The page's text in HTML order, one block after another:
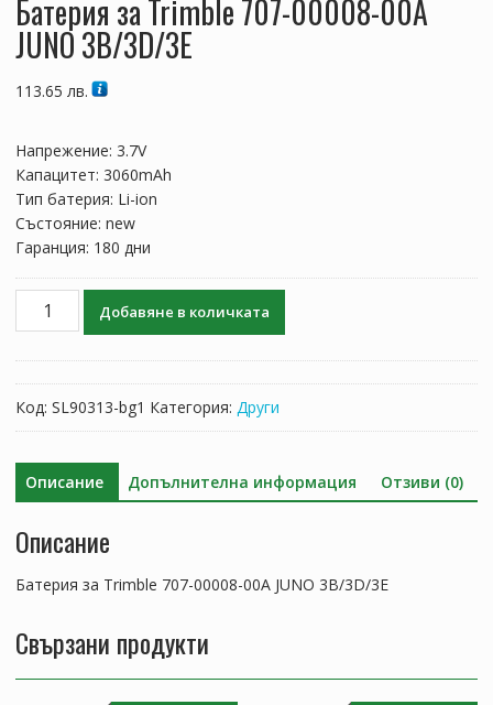
Батерия за Trimble 707-00008-00A
JUNO 3B/3D/3E
113.65 лв.
Напрежение: 3.7V
Капацитет: 3060mAh
Тип батерия: Li-ion
Състояние: new
Гаранция: 180 дни
количество
707-
00A
JUNO
Добавяне в количката
Код: SL90313-bg1 Категория: Други
Описание Допълнителна информация Отзиви (0)
Описание
Батерия за Trimble 707-00008-00A JUNO 3B/3D/3E
Свързани продукти